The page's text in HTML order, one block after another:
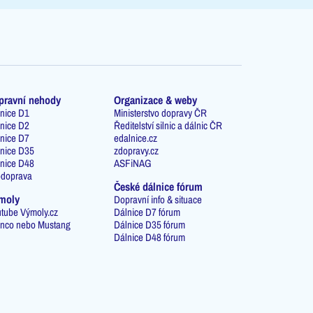
nehody
D1
D2
D7
D35
D48
Výmoly.cz
nebo Mustang
Organizace & weby
Ministerstvo dopravy ČR
Ředitelství silnic a dálnic ČR
edalnice.cz
zdopravy.cz
ASFiNAG
České dálnice fórum
Dopravní info & situace
Dálnice D7 fórum
Dálnice D35 fórum
Dálnice D48 fórum